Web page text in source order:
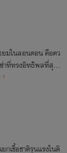
ยมในลอนดอน คือคว
าที่ทรงอิทธิพลที่สุดใ
ใช้ชีวิตบนเส้นขนา
ะ 'สมรภูมิอำนาจ' โ
1
เชื้อชาติรุนแรงในดิ